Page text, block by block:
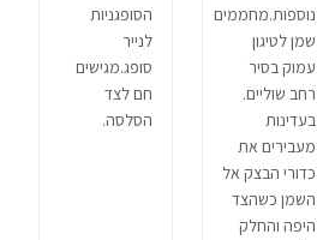
נוספות.מחממים
שמן לטיגון
עמוק בסיר
רחב שוליים.
בעדינות
מעבירים את
כדורי הבצק אל
השמן כשהצד
היפה והחלק
הסופגניות
לנייר
סופג.מגישים
חם לצד
הסלסה.